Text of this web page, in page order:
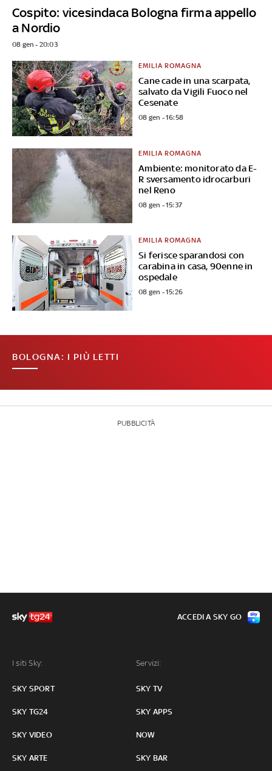
Cospito: vicesindaca Bologna firma appello
a Nordio
08 gen - 20:03
Cane cade in una scarpata,
salvato da Vigili Fuoco nel
Cesenate
EMILIA ROMAGNA
08 gen - 16:58
Ambiente: monitorato da E-
R sversamento idrocarburi
nel Reno
EMILIA ROMAGNA
08 gen - 15:37
Si ferisce sparandosi con
carabina in casa, 90enne in
ospedale
EMILIA ROMAGNA
08 gen - 15:26
BOLOGNA: I PIÙ LETTI
PUBBLICITÀ
I siti Sky:
SKY SPORT
SKY TG24
SKY VIDEO
SKY ARTE
Servizi:
SKY TV
SKY APPS
NOW
SKY BAR
ACCEDI A SKY GO